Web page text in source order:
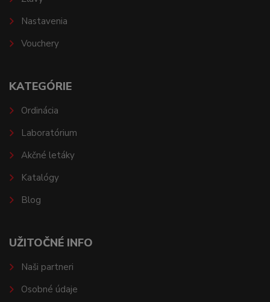
Nastavenia
Vouchery
KATEGÓRIE
Ordinácia
Laboratórium
Akčné letáky
Katalógy
Blog
UŽITOČNÉ INFO
Naši partneri
Osobné údaje